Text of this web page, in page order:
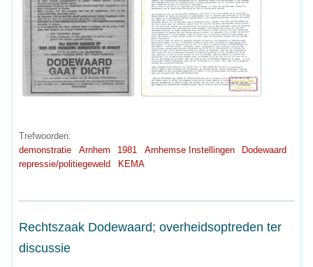
Trefwoorden:
demonstratie
Arnhem 1981 Arnhemse Instellingen
Dodewaard
repressie/politiegeweld
KEMA
Rechtszaak Dodewaard; overheidsoptreden ter
discussie